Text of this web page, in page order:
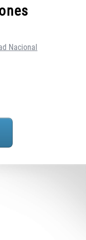
Nacional